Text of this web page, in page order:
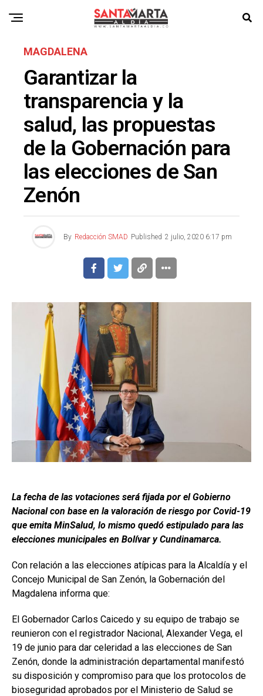
MAGDALENA
Garantizar la
transparencia y la
salud, las propuestas
de la Gobernación para
las elecciones de San
Zenón
By Redacción SMAD Published 2 julio, 2020 6:17 pm
La fecha de las votaciones será fijada por el Gobierno
Nacional con base en la valoración de riesgo por Covid-19
que emita MinSalud, lo mismo quedó estipulado para las
elecciones municipales en Bolívar y Cundinamarca.
Con relación a las elecciones atípicas para la Alcaldía y el
Concejo Municipal de San Zenón, la Gobernación del
Magdalena informa que:
El Gobernador Carlos Caicedo y su equipo de trabajo se
reunieron con el registrador Nacional, Alexander Vega, el
19 de junio para dar celeridad a las elecciones de San
Zenón, donde la administración departamental manifestó
su disposición y compromiso para que los protocolos de
bioseguridad aprobados por el Ministerio de Salud se